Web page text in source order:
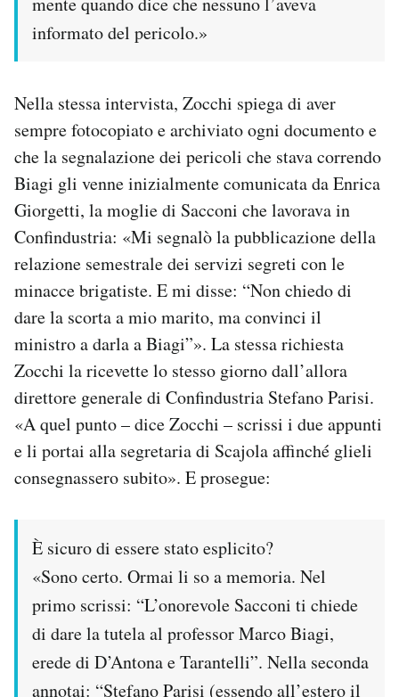
informato del pericolo.»
Nella stessa intervista, Zocchi spiega di aver
sempre fotocopiato e archiviato ogni documento e
che la segnalazione dei pericoli che stava correndo
Biagi gli venne inizialmente comunicata da Enrica
Giorgetti, la moglie di Sacconi che lavorava in
Confindustria: «Mi segnalò la pubblicazione della
relazione semestrale dei servizi segreti con le
minacce brigatiste. E mi disse: “Non chiedo di
dare la scorta a mio marito, ma convinci il
ministro a darla a Biagi”». La stessa richiesta
Zocchi la ricevette lo stesso giorno dall’allora
direttore generale di Confindustria Stefano Parisi.
«A quel punto – dice Zocchi – scrissi i due appunti
e li portai alla segretaria di Scajola affinché glieli
consegnassero subito». E prosegue:
È sicuro di essere stato esplicito?
«Sono certo. Ormai li so a memoria. Nel
primo scrissi: “L’onorevole Sacconi ti chiede
di dare la tutela al professor Marco Biagi,
erede di D’Antona e Tarantelli”. Nella seconda
annotai: “Stefano Parisi (essendo all’estero il